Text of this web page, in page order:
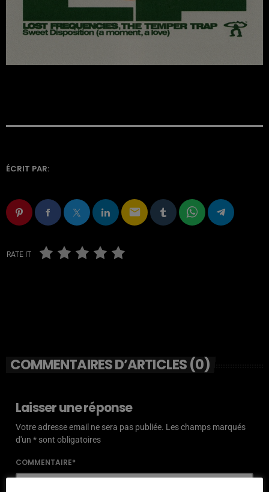
ÉCRIT PAR:
email
RATE IT
COMMENTAIRES D’ARTICLES (0)
Laisser une réponse
Votre adresse email ne sera pas publiée. Les champs marqués
d'un * sont obligatoires
COMMENTAIRE*